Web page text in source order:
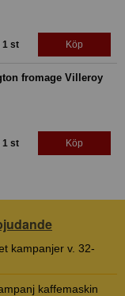
1 st Köp
fromage Villeroy
1 st Köp
kampanjer v. 32-
kaffemaskin